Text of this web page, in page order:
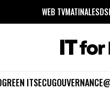
WEB TVMATINALES
GREEN ITSECUGOUVERNANCE